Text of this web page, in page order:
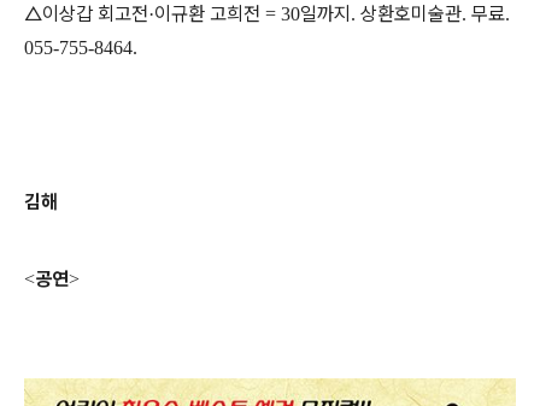
△이상갑 회고전·이규환 고희전 = 30일까지 . 상환호미술관. 무료.
055-755-8464.
김해
<공연>